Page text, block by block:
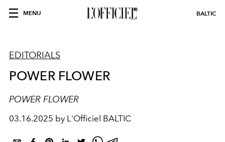
MENU BALTIC
EDITORIALS
POWER FLOWER
POWER FLOWER
03.16.2025 by L'Officiel BALTIC